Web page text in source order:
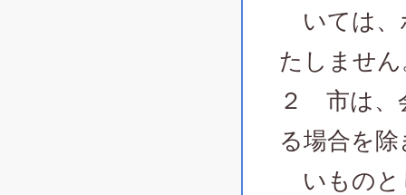
いては、
たしませ
２ 市は、
る場合を
いものと